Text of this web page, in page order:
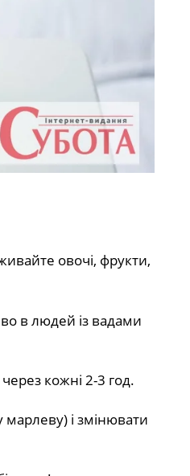
овочі, фрукти,
в людей із вадами
кожні 2-3 год.
і змінювати